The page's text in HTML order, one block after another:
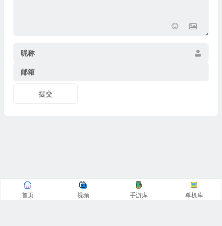
昵称
邮箱
提交
首页 视频 手游库 单机库